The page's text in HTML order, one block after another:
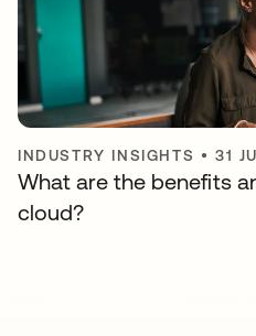
INDUSTRY INSIGHTS •31
What are the benefits
cloud?